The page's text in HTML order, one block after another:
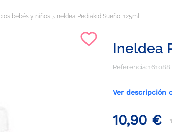
bebés y niños Ineldea Pediakid Sueño, 125ml
Ineldea
Referencia: 161088
Ver descripción
10,90 €